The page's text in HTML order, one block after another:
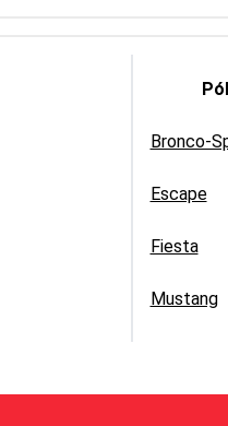
Bronco-
Escape
Fiesta
Mustang